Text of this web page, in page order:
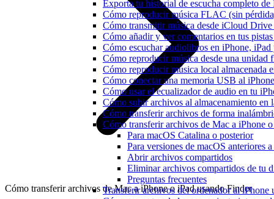
Exporta tu historial de escucha completo
Cómo reproducir música FLAC (sin
Cómo transmitir música desde iCloud
Cómo añadir y ver comentarios en tus
Cómo escuchar audiolibros en iPhone,
Cómo reproducir música desde una
Cómo reproducir música local almacenada
Cómo conectar una memoria USB al
Cómo usar el ecualizador de audio en tu
Cómo subir archivos al almacenamiento
Cómo transferir archivos de forma
Cómo transferir archivos de Mac a iPhone
Para macOS Catalina o posterior
Para versiones de macOS anteriores
Abrir archivos compartidos
Eliminar archivos compartidos de tu
Preguntas frecuentes
Transferir archivos del ordenador al
Cómo transferir archivos de Mac a iPhone o iPad usando Finder